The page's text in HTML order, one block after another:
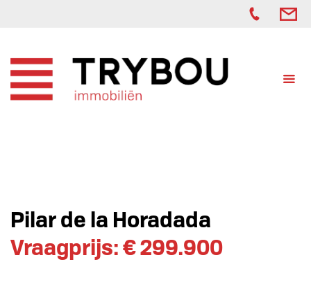
Pilar de la Horadada
Vraagprijs: € 299.900